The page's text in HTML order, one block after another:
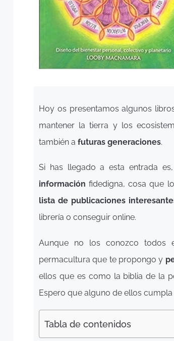
Hoy os presentamos algunos
mantener la tierra y los
también a futuras generaciones.
Si has llegado a esta entrada
información fidedigna, cosa que
lista de publicaciones
librería o conseguir online.
Aunque no los conozco todos
permacultura que te propongo y
ellos que es como la biblia de la
Espero que alguno de ellos
Tabla de contenidos